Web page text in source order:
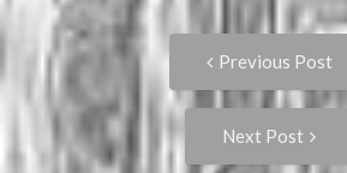
Post
navigation
Previous Post
Next Post